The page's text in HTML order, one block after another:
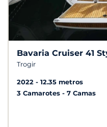
Bavaria Cruiser 41
Trogir
2022
12.35 metros
3 Camarotes
7 Camas